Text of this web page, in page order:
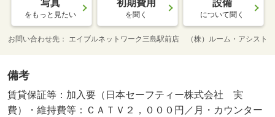
写真
をもっと見たい
初期費用
を聞く
設備
について聞く
お問い合わせ先 エイブルネットワーク三島駅前店 （株）ルーム・アシスト
備考
賃貸保証等：加入要（日本セーフティー株式会社 実
費）・維持費等：ＣＡＴＶ２，０００円／月・カウンター